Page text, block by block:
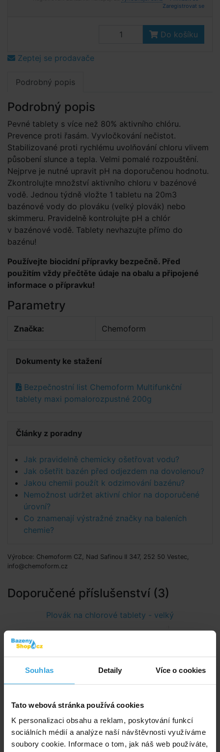
Souhlas Detaily Více o cookies
Tato webová stránka používá cookies
K personalizaci obsahu a reklam, poskytování funkcí
sociálních médií a analýze naší návštěvnosti využíváme
soubory cookie. Informace o tom, jak náš web používáte,
Zaregistrovat se
Do košíku
Zeptej se prodavače
Podrobný popis
Podrobný popis
Pevné tablety s více než 80% aktivního chlóru.
Prevence proti řasám. Vyvločkování nečistot.
Stabilizované proti rychlému uvolňování chloru vlivem
působení slunce a tepla. Velmi pomalé rozpouštění.
Nejprve je nutné upravit pH na doporučenou hodnotu.
Zkontrolujte množství aktivního chloru v bazénové
vodě. Jednou týdně vložte 1 tabletu na 20m3
bazénové vody do plováku (velký plovák) nebo
skimmeru. Pravidelně kontrolujte pH a chlór
v bazénové vodě. Tablety nevhazujte přímo do
bazénu!
Používejte biocidní přípravky bezpečně. Před
použitím vždy přečtěte údaje na obalu a připojené
informace o přípravku!
Parametry
Značka: Chemoform
Dokumenty ke stažení
Bezpečnostní list Chemoform Multifunkční
tablety maxi pomalorozpustné 200g
Články z poradny
Jak pravidelně chemicky ošetřovat vodu?
Jak ošetřit bazén před odjezdem na dovolenou?
Jakou chemii použít k odzimování bazénu?
Nemožnost udržet aktivní chlor na doporučené
úrovní?
Co znamenají výstražné značky na baleních
chemie?
Výrobce: Chemoform CZ, Nad Safinou II 347, 252 50 Vestec,
info@chemoform.cz
Doporučené příslušenství (3)
Plovák na chlorové tablety - velký
Skladem > 50 ks
v úterý u vás